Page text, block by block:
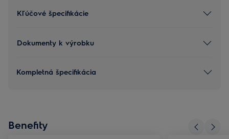
Kľúčové špecifikácie
Dokumenty k výrobku
Kompletná špecifikácia
Benefity